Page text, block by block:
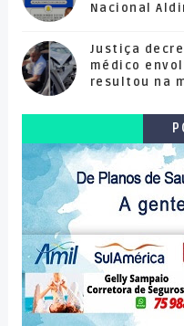
Nacional
Justiça
médico
resultou na